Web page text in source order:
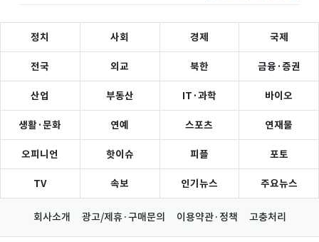
정치 사회 경제 국제
전국 외교 북한 금융·증권
산업 부동산 IT·과학 바이오
생활·문화 연예 스포츠 연재물
오피니언 핫이슈 피플 포토
TV 속보 인기뉴스 주요뉴스
회사소개 광고/제휴·구매문의 이용약관·정책 고충처리